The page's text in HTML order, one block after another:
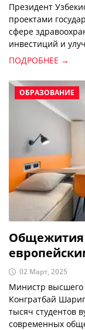
Президент
проектами
сфере
инвестиций и
ПОДРОБНЕЕ →
ОБРАЗОВАНИЕ
Общежития
02 Март, 2025
Министр высшего
Конгратбай
тысяч студентов
современных